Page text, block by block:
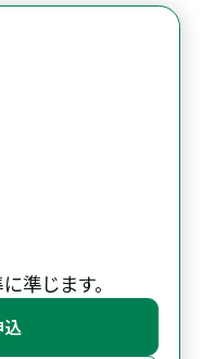
準じます。
込